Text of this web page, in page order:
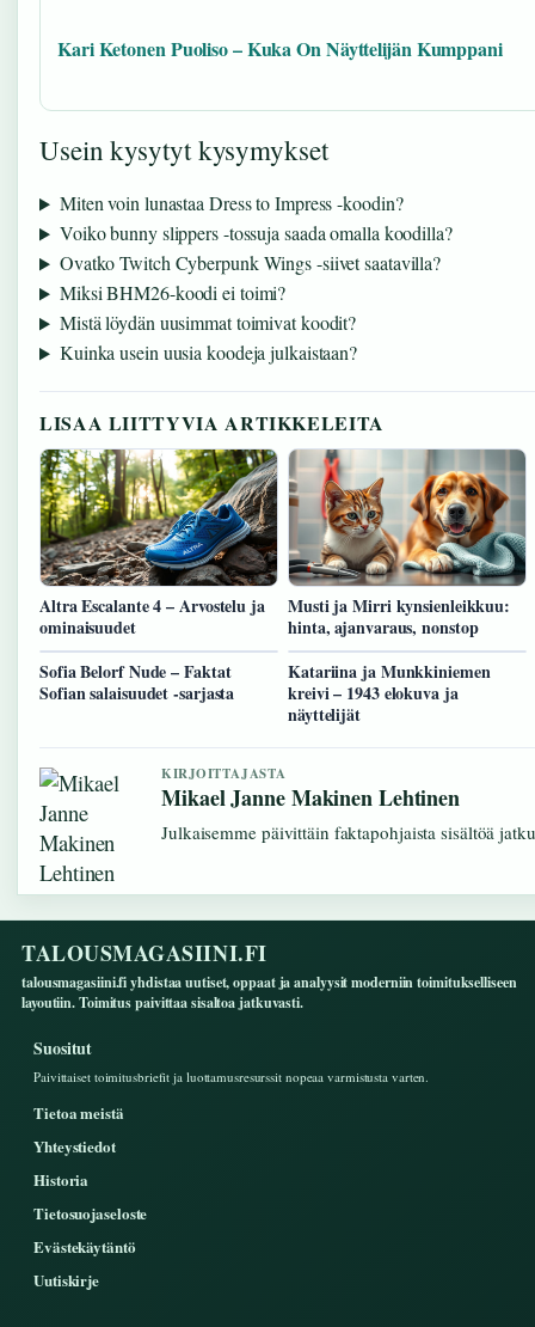
Kari Ketonen Puoliso – Kuka On Näyttelijän Kumppani
Usein kysytyt kysymykset
Miten voin lunastaa Dress to Impress -koodin?
Voiko bunny slippers -tossuja saada omalla koodilla?
Ovatko Twitch Cyberpunk Wings -siivet saatavilla?
Miksi BHM26-koodi ei toimi?
Mistä löydän uusimmat toimivat koodit?
Kuinka usein uusia koodeja julkaistaan?
LISAA LIITTYVIA ARTIKKELEITA
Altra Escalante 4 – Arvostelu ja
ominaisuudet
Musti ja Mirri kynsienleikkuu:
hinta, ajanvaraus, nonstop
Sofia Belorf Nude – Faktat
Sofian salaisuudet -sarjasta
Katariina ja Munkkiniemen
kreivi – 1943 elokuva ja
näyttelijät
KIRJOITTAJASTA
Mikael Janne Makinen Lehtinen
Julkaisemme päivittäin faktapohjaista sisältöä
TALOUSMAGASIINI.FI
talousmagasiini.fi yhdistaa uutiset, oppaat ja analyysit moderniin toimitukselliseen
layoutiin. Toimitus paivittaa sisaltoa jatkuvasti.
Suositut
Paivittaiset toimitusbriefit ja luottamusresurssit nopeaa varmistusta varten.
Tietoa meistä
Yhteystiedot
Historia
Tietosuojaseloste
Evästekäytäntö
Uutiskirje